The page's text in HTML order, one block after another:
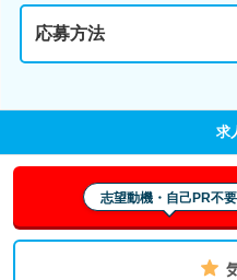
応募方法
求
志望動機・自己PR不要